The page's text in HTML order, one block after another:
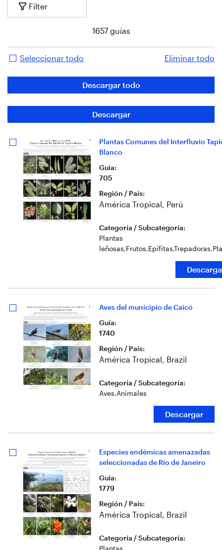
1657 guías
Filter
Seleccionar todo Eliminar todo
Descargar todo
Descargar
Plantas Comunes del Interfluvio
Blanco
Guía:
705
Región / País:
América Tropical, Perú
Categoría / Subcategoría:
Plantas
leñosas,Frutos,Epífitas,Trepadoras,
Aves del municipio de Caicó
Guía:
1740
Región / País:
América Tropical, Brazil
Categoría / Subcategoría:
Aves,Animales
Descargar
Especies endémicas amenazadas
seleccionadas de Río de Janeiro
Guía:
1779
Región / País:
América Tropical, Brazil
Categoría / Subcategoría:
Plantas